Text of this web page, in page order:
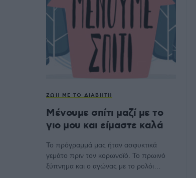
ΖΩΉ ΜΕ ΤΟ ΔΙΑΒΉΤΗ
Μένουμε σπίτι μαζί με το
γιο μου και είμαστε καλά
Το πρόγραμμά μας ήταν ασφυκτικά
γεμάτο πριν τον κορωνοϊό. Το πρωινό
ξύπνημα και ο αγώνας με το ρολόι…